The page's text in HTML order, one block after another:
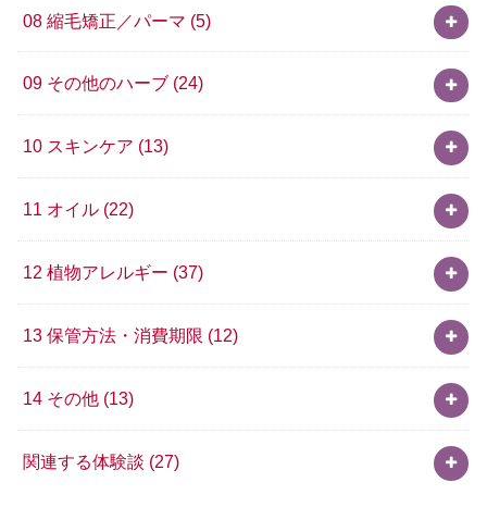
08 縮毛矯正／パーマ (5)
09 その他のハーブ (24)
10 スキンケア (13)
11 オイル (22)
12 植物アレルギー (37)
13 保管方法・消費期限 (12)
14 その他 (13)
関連する体験談 (27)